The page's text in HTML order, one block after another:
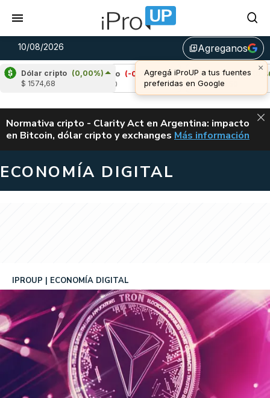
10/08/2026 library_addAgreganos
×
Agregá iProUP a tus fuentes
preferidas en Google
Dólar cripto (0,00%)
$ 1574,68
Cardano
(-0,78%)
Avalanche (0,40%)
u$s 6,50
ALERTA
Normativa cripto - Clarity Act en Argentina: impacto
en Bitcoin, dólar cripto y exchanges CLARITY ACT EN
Más información
ECONOMÍA DIGITAL
IPROUP ECONOMÍA DIGITAL